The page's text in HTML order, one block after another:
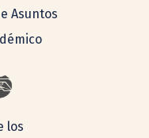
Asuntos
los